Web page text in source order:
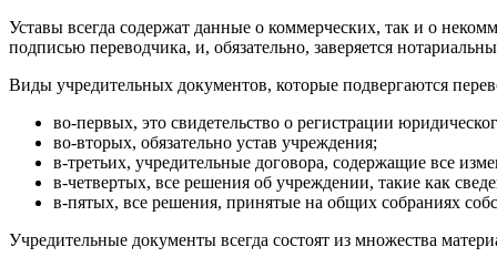
Уставы всегда содержат данные о коммерческих, так и о
подписью переводчика, и, обязательно, заверяется
Виды учредительных документов, которые подвергаются
во-первых, это свидетельство о регистрации
во-вторых, обязательно устав учреждения;
в-третьих, учредительные договора, содержащие все
в-четвертых, все решения об учреждении, такие как
в-пятых, все решения, принятые на общих собраниях
Учредительные документы всегда состоят из множества